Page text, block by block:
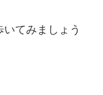
てみましょう